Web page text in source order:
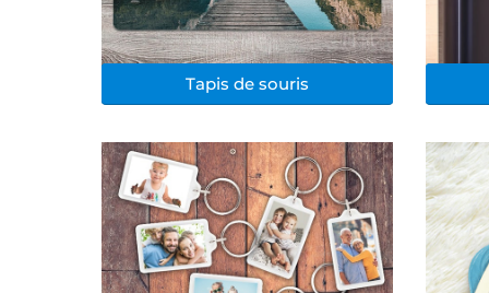
Tapis de souris